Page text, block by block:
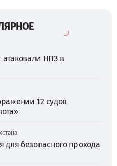
НПЗ в
12 судов
для безопасного прохода